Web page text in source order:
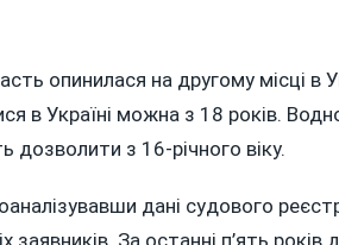
України
за
ранніх
опинилася на другому місці в
в Україні можна з 18 років.
з 16-річного віку.
дані судового